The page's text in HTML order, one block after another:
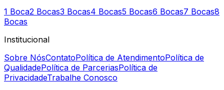
1 Boca2 Bocas3 Bocas4 Bocas5 Bocas6 Bocas7 Bocas8
Bocas
Institucional
Sobre NósContatoPolítica de AtendimentoPolítica de
QualidadePolítica de ParceriasPolítica de
PrivacidadeTrabalhe Conosco